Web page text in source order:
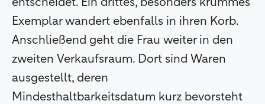
entscheidet. Ein drittes, besonders krummes
Exemplar wandert ebenfalls in ihren Korb.
Anschließend geht die Frau weiter in den
zweiten Verkaufsraum. Dort sind Waren
ausgestellt, deren
Mindesthaltbarkeitsdatum kurz bevorsteht